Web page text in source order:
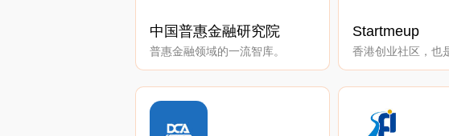
中国普惠金融研究院
普惠金融领域的一流智库。
Startmeup